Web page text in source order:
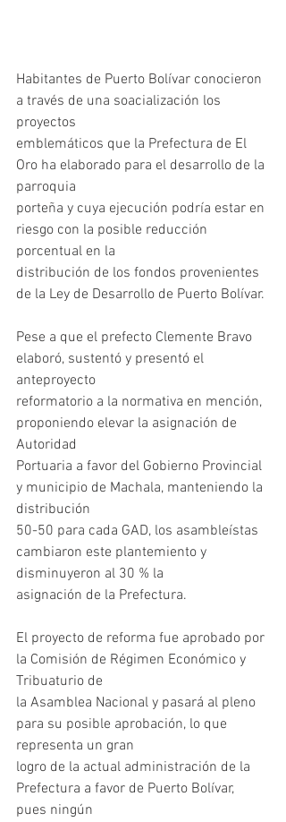
Habitantes de Puerto Bolívar conocieron
a través de una soacialización los
proyectos
emblemáticos que la Prefectura de El
Oro ha elaborado para el desarrollo de la
parroquia
porteña y cuya ejecución podría estar en
riesgo con la posible reducción
porcentual en la
distribución de los fondos provenientes
de la Ley de Desarrollo de Puerto Bolívar.
Pese a que el prefecto Clemente Bravo
elaboró, sustentó y presentó el
anteproyecto
reformatorio a la normativa en mención,
proponiendo elevar la asignación de
Autoridad
Portuaria a favor del Gobierno Provincial
y municipio de Machala, manteniendo la
distribución
50-50 para cada GAD, los asambleístas
cambiaron este plantemiento y
disminuyeron al 30 % la
asignación de la Prefectura.
El proyecto de reforma fue aprobado por
la Comisión de Régimen Económico y
Tribuaturio de
la Asamblea Nacional y pasará al pleno
para su posible aprobación, lo que
representa un gran
logro de la actual administración de la
Prefectura a favor de Puerto Bolívar,
pues ningún